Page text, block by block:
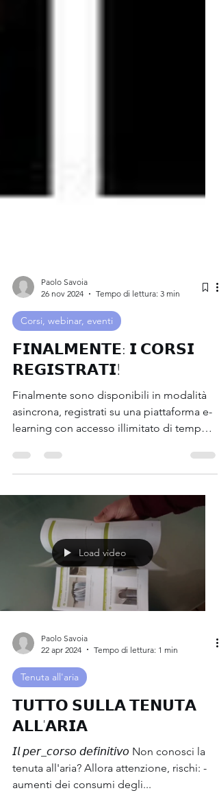
Paolo Savoia
26 nov 2024
Tempo di lettura: 3 min
Corsi, webinar, eventi
𝗙𝗜𝗡𝗔𝗟𝗠𝗘𝗡𝗧𝗘: 𝗜 𝗖𝗢𝗥𝗦𝗜
𝗥𝗘𝗚𝗜𝗦𝗧𝗥𝗔𝗧𝗜!
Finalmente sono disponibili in modalità
learning con accesso illimitato di tempo i
miei...
Load video
Paolo Savoia
22 apr 2024
Tenuta all'aria
𝗧𝗨𝗧𝗧𝗢 𝗦𝗨𝗟𝗟𝗔 𝗧𝗘𝗡𝗨𝗧𝗔
𝗔𝗟𝗟'𝗔𝗥𝗜𝗔
𝘐𝘭 𝘱𝘦𝘳_𝘤𝘰𝘳𝘴𝘰 𝘥𝘦𝘧𝘪𝘯𝘪𝘵𝘪𝘷𝘰 Non conosci la